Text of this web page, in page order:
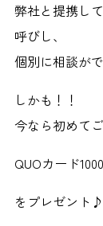
弊社と提携し
呼びし、
個別に相談が
しかも！！
今なら初めて
QUOカード
をプレゼント♪